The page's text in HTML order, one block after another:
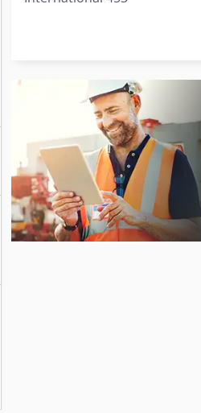
International 654
International 824